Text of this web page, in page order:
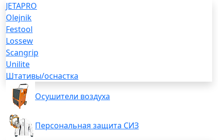
JETAPRO
Olejnik
Festool
Lossew
Scangrip
Unilite
Штативы/оснастка
Осушители воздуха
Персональная защита СИЗ